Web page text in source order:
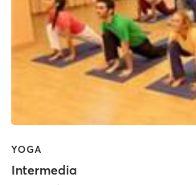
YOGA
Intermedia